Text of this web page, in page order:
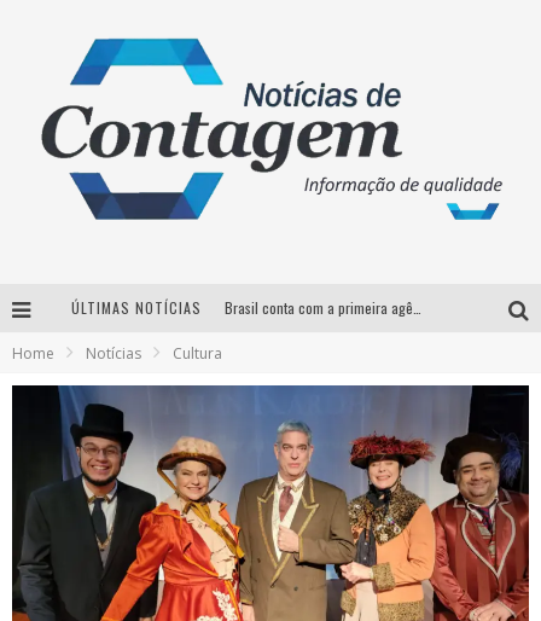
ÚLTIMAS NOTÍCIAS
Suzy Brasil desembarca em Belo Horizonte nesta quinta-feira com o espetáculo “Uma Noite Horripilante”
Home Notícias Cultura